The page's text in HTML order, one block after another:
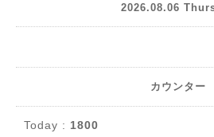
2026.08.06
カウンター
Today : 1800